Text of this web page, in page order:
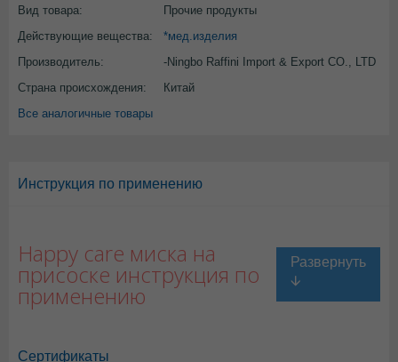
Вид товара:
Прочие продукты
Действующие вещества:
*мед.изделия
Производитель:
-Ningbo Raffini Import & Export CO., LTD
Страна происхождения:
Китай
Все аналогичные товары
Инструкция по применению
Happy care миска на
присоске инструкция по
применению
Сертификаты